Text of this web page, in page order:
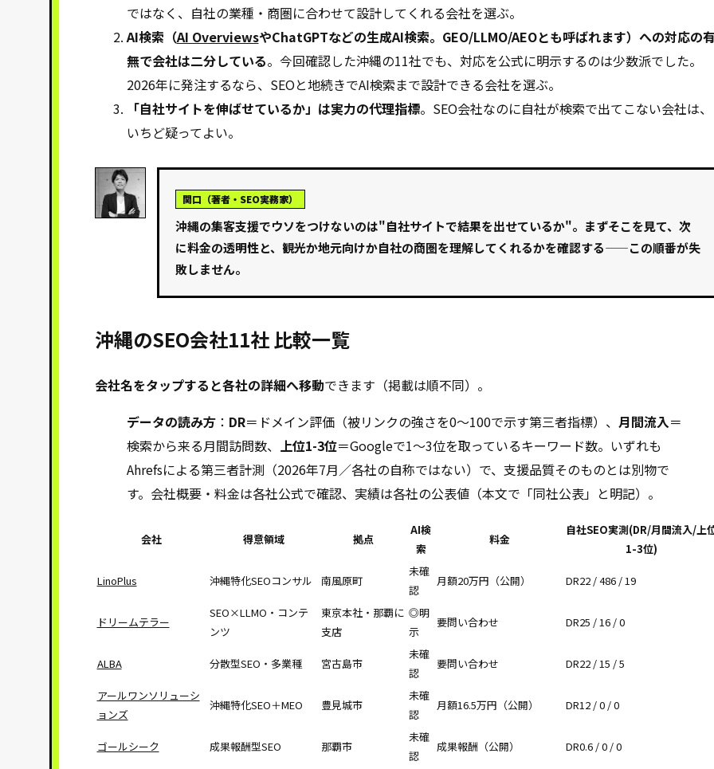
ではなく、自社の業種・商圏に合わせて設計してくれる会社を選ぶ。
AI検索（AI OverviewsやChatGPTなどの生成AI検索。GEO/LLMO/AEOとも呼ばれます）への対応の
無で会社は二分している。今回確認した沖縄の11社でも、対応を公式に明示するのは少数派でした。
2026年に発注するなら、SEOと地続きでAI検索まで設計できる会社を選ぶ。
「自社サイトを伸ばせているか」は実力の代理指標。SEO会社なのに自社が検索で出てこない会社は、
いちど疑ってよい。
関口（著者・SEO実務家）
沖縄の集客支援でウソをつけないのは"自社サイトで結果を出せているか"。まずそこを見て、次
に料金の透明性と、観光か地元向けか自社の商圏を理解してくれるかを確認する——この順番が失
敗しません。
沖縄のSEO会社11社 比較一覧
会社名をタップすると各社の詳細へ移動できます（掲載は順不同）。
データの読み方： DR＝ドメイン評価（被リンクの強さを0〜100で示す第三者指標）、 月間流入＝
検索から来る月間訪問数、 上位1-3位＝Googleで1〜3位を取っているキーワード数。いずれも
Ahrefsによる第三者計測（2026年7月／各社の自称ではない）で、支援品質そのものとは別物で
す。会社概要・料金は各社公式で確認、実績は各社の公表値（本文で「同社公表」と明記）。
会社 得意領域 拠点
AI検
索
料金
自社SEO実測(DR/月間流入/上
1-3位)
LinoPlus 沖縄特化SEOコンサル 南風原町
未確
認
月額20万円（公開） DR22 / 486 / 19
ドリームテラー
SEO×LLMO・コンテ
ンツ
東京本社・那覇に
支店
◎明
示
要問い合わせ DR25 / 16 / 0
ALBA 分散型SEO・多業種 宮古島市
未確
認
要問い合わせ DR22 / 15 / 5
アールワンソリューシ
ョンズ
沖縄特化SEO＋MEO 豊見城市
未確
認
月額16.5万円（公開） DR12 / 0 / 0
ゴールシーク 成果報酬型SEO 那覇市
未確
認
成果報酬（公開） DR0.6 / 0 / 0